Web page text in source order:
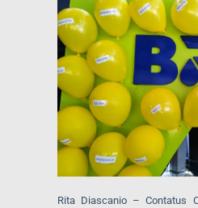
Rita Diascanio – Contatus